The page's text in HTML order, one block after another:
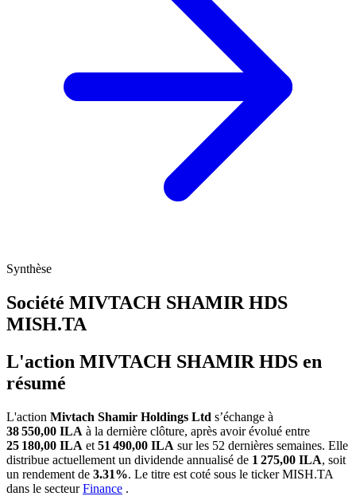
Synthèse
Société MIVTACH SHAMIR HDS
MISH.TA
L'action MIVTACH SHAMIR HDS en
résumé
L'action Mivtach Shamir Holdings Ltd s’échange à
38 550,00 ILA à la dernière clôture, après avoir évolué entre
25 180,00 ILA et 51 490,00 ILA sur les 52 dernières semaines. Elle
distribue actuellement un dividende annualisé de 1 275,00 ILA, soit
un rendement de 3.31%. Le titre est coté sous le tickerMISH.TA
dans le secteurFinance .